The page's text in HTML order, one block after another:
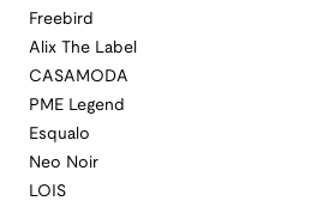
Freebird
Alix The Label
CASAMODA
PME Legend
Esqualo
Neo Noir
LOIS